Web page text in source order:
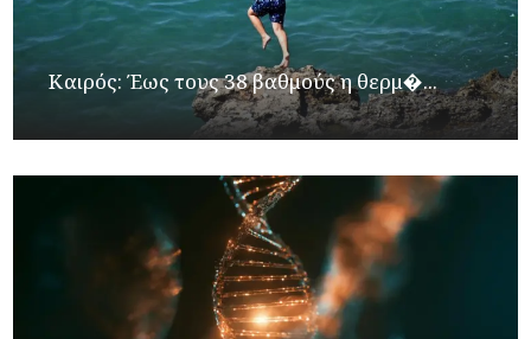
Καιρός: Έως τους 38 βαθμούς η θερμ�...